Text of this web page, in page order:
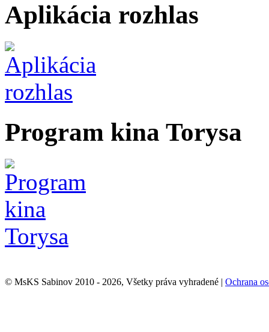
Aplikácia rozhlas
Program kina Torysa
© MsKS Sabinov 2010 - 2026, Všetky práva vyhradené | Ochrana